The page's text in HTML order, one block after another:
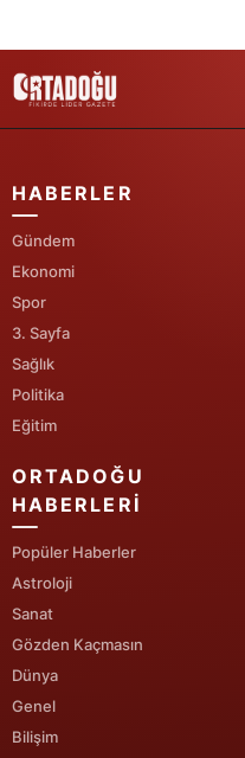
HABERLER
Gündem
Ekonomi
Spor
3. Sayfa
Sağlık
Politika
Eğitim
ORTADOĞU
HABERLERI
Popüler Haberler
Astroloji
Sanat
Gözden Kaçmasın
Dünya
Genel
Bilişim